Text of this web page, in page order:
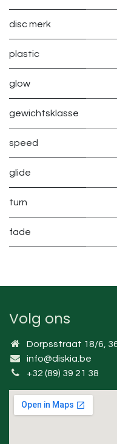
disc merk
plastic
glow
gewichtsklasse
speed
glide
turn
fade
Volg ons
Dorpsstraat 18/6,
info@diskia.be
+32 (89) 39 21 38